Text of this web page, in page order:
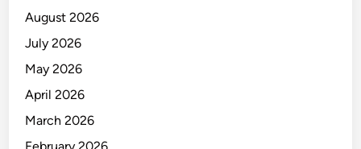
August 2026
July 2026
May 2026
April 2026
March 2026